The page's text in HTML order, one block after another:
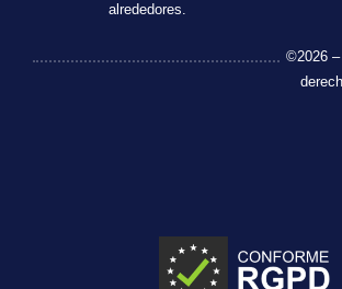
alrededores.
©2026 –